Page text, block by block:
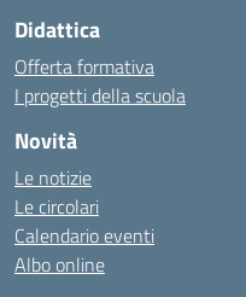
Didattica
Offerta formativa
I progetti della scuola
Novità
Le notizie
Le circolari
Calendario eventi
Albo online